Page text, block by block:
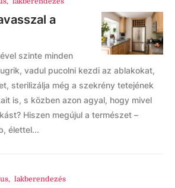
a
szinte minden
vadul pucolni kezdi az ablakokat,
sterilizálja még a szekrény tetejének
is, s közben azon agyal, hogy mivel
Hiszen megújul a természet –
élettel...
, lakberendezés